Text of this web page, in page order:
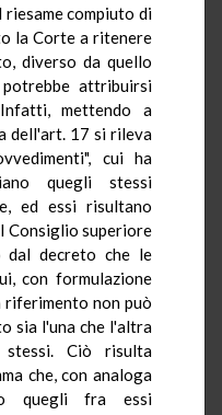
compiuto di
la Corte a ritenere
diverso da quello
attribuirsi
mettendo a
dell'art. 17 si rileva
cui ha
quegli stessi
ed essi risultano
Consiglio superiore
dal decreto che le
con formulazione
riferimento non può
sia l'una che l'altra
stessi. Ciò risulta
che, con analoga
quegli fra essi